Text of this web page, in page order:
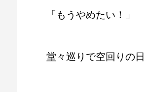
「もうやめたい！」
堂々巡りで空回りの日